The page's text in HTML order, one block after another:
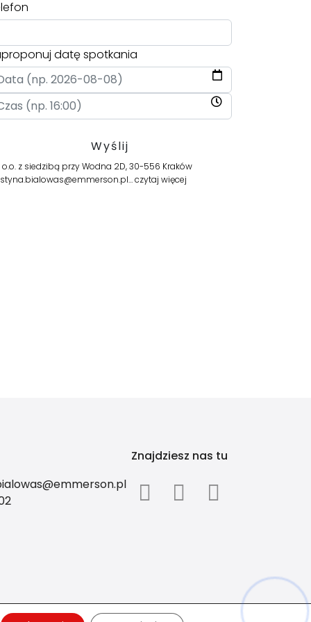
datę spotkania
z siedzibą przy Wodna 2D, 30-556 Kraków
czytaj więcej
Znajdziesz nas tu